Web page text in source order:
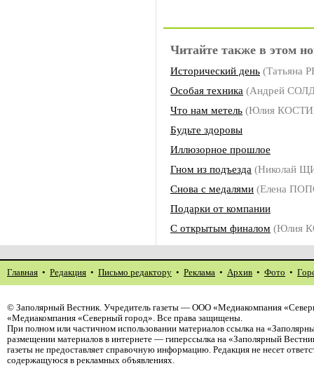
Читайте также в этом
Исторический день (Татьяна
Особая техника (Андрей
Что нам метель (Юлия
Будьте здоровы
Иллюзорное прошлое
Гном из подъезда (Николай
Снова с медалями (Елена
Подарки от компании
С открытым финалом (Юлия
Главная • Редакция • Письмо редактору • Реклама • Архив • Фото •
© Заполярный Вестник. Учредитель газеты — ООО «Медиакомпания
«Медиакомпания «Северный город». Все права защищены.
При полном или частичном использовании материалов ссылка на
размещении материалов в интернете — гиперссылка на «Заполярный
газеты не предоставляет справочную информацию. Редакция не несет
содержащуюся в рекламных объявлениях.